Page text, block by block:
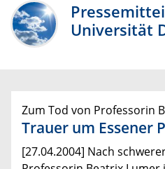
Universität
Zum Tod von Professorin
Trauer um Essener
[27.04.2004] Nach